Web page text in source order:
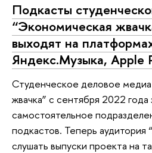
Подкасты
“Экономическая
выходят на
Яндекс.Музыка, Apple
Студенческое деловое
жвачка” с сентября 2022 года
самостоятельное
подкастов. Теперь аудитория
слушать выпуски проекта на